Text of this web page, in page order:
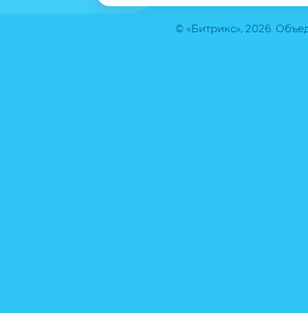
© «Битрикс», 2026.